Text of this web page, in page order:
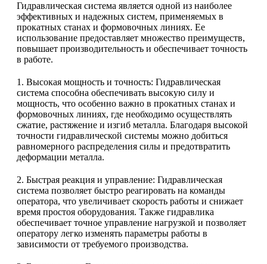
Гидравлическая система является одной из наиболее
эффективных и надежных систем, применяемых в
прокатных станах и формовочных линиях. Ее
использование предоставляет множество преимуществ,
повышает производительность и обеспечивает точность
в работе.
1. Высокая мощность и точность: Гидравлическая
система способна обеспечивать высокую силу и
мощность, что особенно важно в прокатных станах и
формовочных линиях, где необходимо осуществлять
сжатие, растяжение и изгиб металла. Благодаря высокой
точности гидравлической системы можно добиться
равномерного распределения силы и предотвратить
деформации металла.
2. Быстрая реакция и управление: Гидравлическая
система позволяет быстро реагировать на команды
оператора, что увеличивает скорость работы и снижает
время простоя оборудования. Также гидравлика
обеспечивает точное управление нагрузкой и позволяет
оператору легко изменять параметры работы в
зависимости от требуемого производства.